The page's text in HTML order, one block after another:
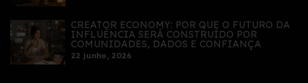
CREATOR ECONOMY: POR QUE O FUTURO DA
INFLUÊNCIA SERÁ CONSTRUÍDO POR
COMUNIDADES, DADOS E CONFIANÇA
22 junho, 2026